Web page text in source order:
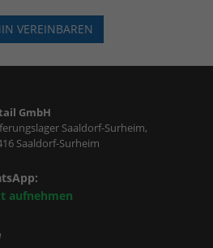
VEREINBAREN
GmbH
Saaldorf-Surheim,
Saaldorf-Surheim
aufnehmen